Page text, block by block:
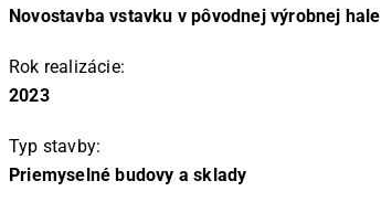
Novostavba vstavku v pôvodnej výrobnej hale
Rok realizácie:
2023
Typ stavby:
Priemyselné budovy a sklady